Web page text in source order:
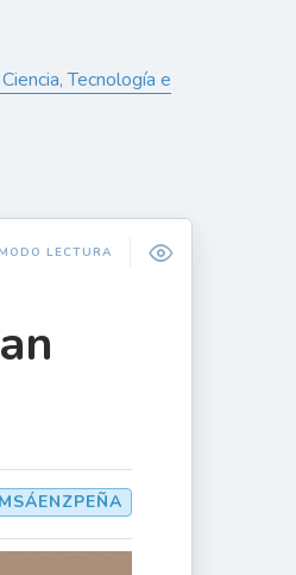
Tecnología e
LECTURA
MSÁENZPEÑA